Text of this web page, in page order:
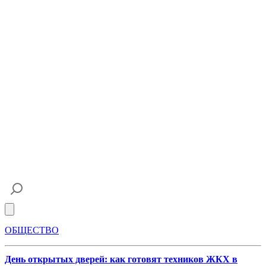
ОБЩЕСТВО
День открытых дверей: как готовят техников ЖКХ в